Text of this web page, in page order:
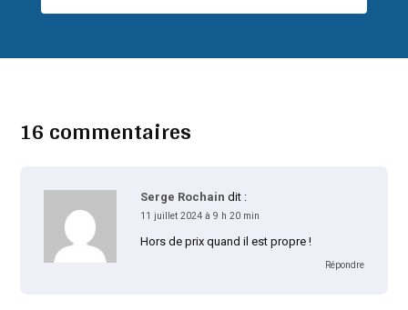
16 commentaires
Serge Rochain dit :
11 juillet 2024 à 9 h 20 min
Hors de prix quand il est propre !
Répondre